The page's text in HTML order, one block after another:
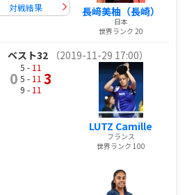
対戦結果 長﨑美柚（長崎）
日本
世界ランク 20
ベスト32 （2019-11-29 17:00）
0
5 - 11
5 - 11
9 - 11
3
LUTZ Camille
フランス
世界ランク 100